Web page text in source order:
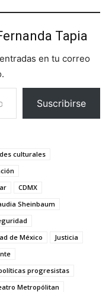
Tapia
en tu correo
Suscribirse
culturales
CDMX
Sheinbaum
de México
Justicia
progresistas
Metropólitan